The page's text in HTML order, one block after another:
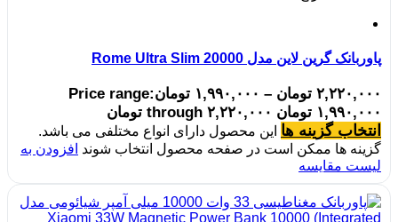
پاوربانک گرین لاین مدل Rome Ultra Slim 20000
۲,۲۲۰,۰۰۰ تومان – ۱,۹۹۰,۰۰۰ تومانPrice range:
۱,۹۹۰,۰۰۰ تومان through ۲,۲۲۰,۰۰۰ تومان
انتخاب گزینه ها این محصول دارای انواع مختلفی می باشد.
گزینه ها ممکن است در صفحه محصول انتخاب شوند افزودن به
لیست مقایسه